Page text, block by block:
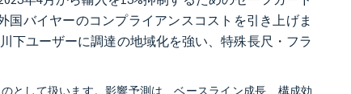
バイヤーのコンプライアンスコストを引き上げま
下ユーザーに調達の地域化を強い、特殊長尺・フラ
として扱います。影響予測は、ベースライン成長、構成効